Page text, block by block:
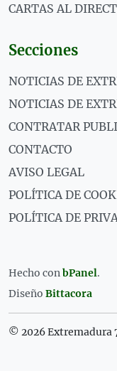
CARTAS AL
Secciones
NOTICIAS DE
NOTICIAS DE
CONTRATAR
CONTACTO
AVISO LEGAL
POLÍTICA DE
POLÍTICA DE
Hecho conbPanel.
Diseño Bittacora
© 2026 Extremadura